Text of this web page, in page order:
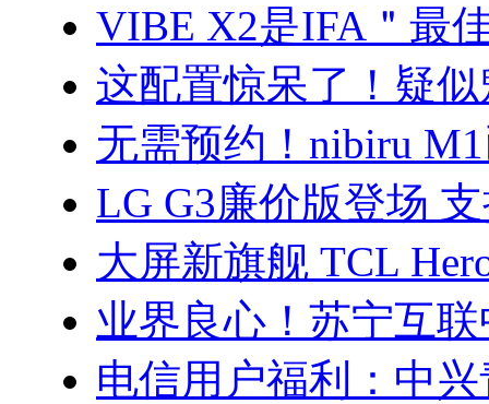
VIBE X2是IFA＂最
这配置惊呆了！疑
无需预约！nibiru
LG G3廉价版登场
大屏新旗舰 TCL
业界良心！苏宁互
电信用户福利：中